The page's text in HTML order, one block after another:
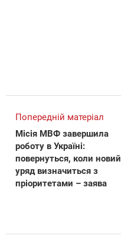
Попередній матеріал
Місія МВФ завершила
роботу в Україні:
повернуться, коли новий
уряд визначиться з
пріоритетами – заява